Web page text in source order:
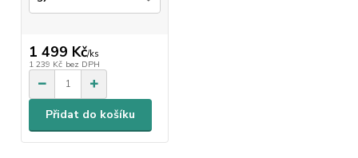
1 499 Kč/ks
1 239 Kč bez DPH
Přidat do košíku